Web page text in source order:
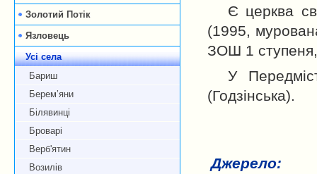
Золотий Потік
Язловець
Усі села
Бариш
Берем’яни
Білявинці
Броварі
Верб'ятин
Возилів
Є церква
(1995,
ЗОШ 1 ступеня,
У
(Годзінська).
Джерело: